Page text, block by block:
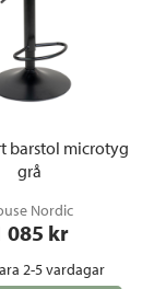
barstol microtyg
grå
Nordic
085 kr
2-5 vardagar